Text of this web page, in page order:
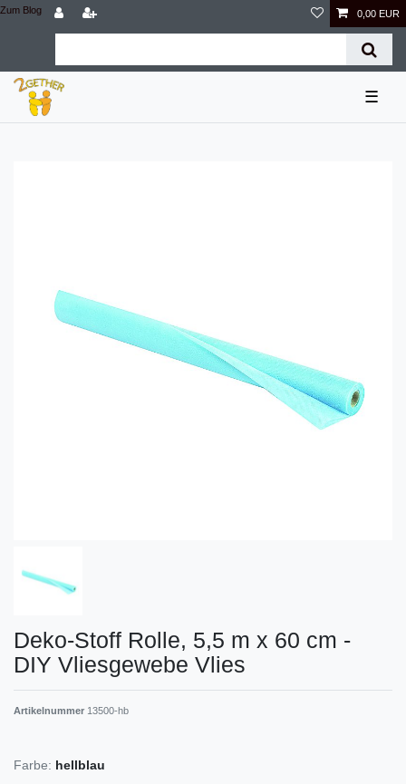
Zum Blog 0,00 EUR
☰
Deko-Stoff Rolle, 5,5 m x 60 cm -
DIY Vliesgewebe Vlies
Artikelnummer 13500-hb
Farbe: hellblau